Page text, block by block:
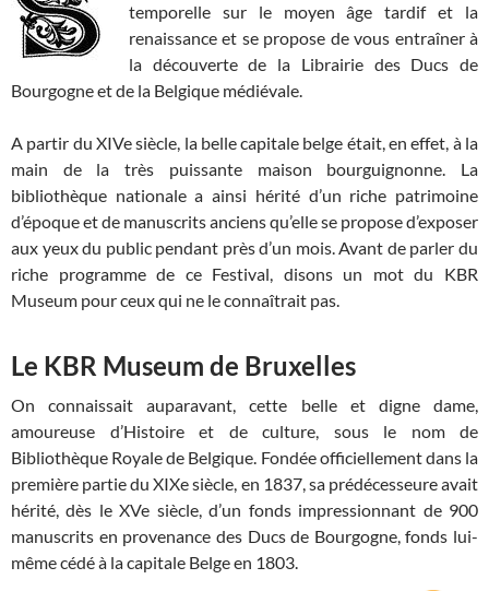
temporelle sur le moyen âge tardif et la
renaissance et se propose de vous entraîner à
la découverte de la Librairie des Ducs de
Bourgogne et de la Belgique médiévale.
A partir du XIVe siècle, la belle capitale belge était, en effet, à la
main de la très puissante maison bourguignonne. La
bibliothèque nationale a ainsi hérité d’un riche patrimoine
d’époque et de manuscrits anciens qu’elle se propose d’exposer
aux yeux du public pendant près d’un mois. Avant de parler du
riche programme de ce Festival, disons un mot du KBR
Museum pour ceux qui ne le connaîtrait pas.
Le KBR Museum de Bruxelles
On connaissait auparavant, cette belle et digne dame,
amoureuse d’Histoire et de culture, sous le nom de
Bibliothèque Royale de Belgique. Fondée officiellement dans la
première partie du XIXe siècle, en 1837, sa prédécesseure avait
hérité, dès le XVe siècle, d’un fonds impressionnant de 900
manuscrits en provenance des Ducs de Bourgogne, fonds lui-
même cédé à la capitale Belge en 1803.